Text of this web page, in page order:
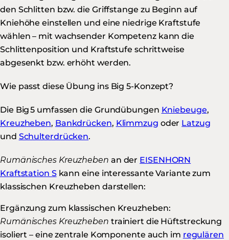
den Schlitten bzw. die Griffstange zu Beginn auf
Kniehöhe einstellen und eine niedrige Kraftstufe
wählen – mit wachsender Kompetenz kann die
Schlittenposition und Kraftstufe schrittweise
abgesenkt bzw. erhöht werden.
Wie passt diese Übung ins Big 5-Konzept?
Die Big 5 umfassen die Grundübungen Kniebeuge,
Kreuzheben, Bankdrücken, Klimmzug oder Latzug
und Schulterdrücken.
Rumänisches Kreuzheben an der EISENHORN
Kraftstation Skann eine interessante Variante zum
klassischen Kreuzheben darstellen:
Ergänzung zum klassischen Kreuzheben:
Rumänisches Kreuzheben trainiert die Hüftstreckung
isoliert – eine zentrale Komponente auch im regulären